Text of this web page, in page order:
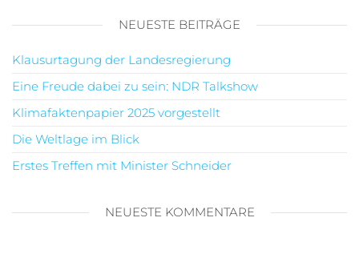
NEUESTE BEITRÄGE
Klausurtagung der Landesregierung
Eine Freude dabei zu sein: NDR Talkshow
Klimafaktenpapier 2025 vorgestellt
Die Weltlage im Blick
Erstes Treffen mit Minister Schneider
NEUESTE KOMMENTARE